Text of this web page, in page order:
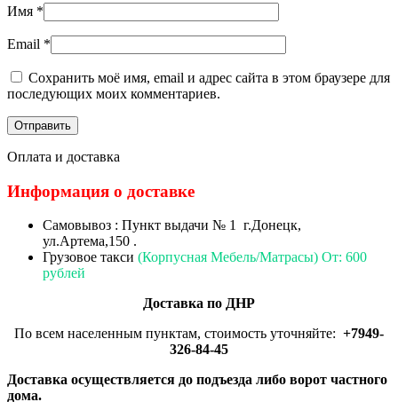
Имя *
Email *
Сохранить моё имя, email и адрес сайта в этом браузере для
последующих моих комментариев.
Оплата и доставка
Информация о доставке
Самовывоз : Пункт выдачи № 1 г.Донецк,
ул.Артема,150 .
Грузовое такси (Корпусная Мебель/Матрасы) От: 600
рублей
Доставка по ДНР
По всем населенным пунктам, стоимость уточняйте: +7949-
326-84-45
Доставка осуществляется до подъезда либо ворот частного
дома.